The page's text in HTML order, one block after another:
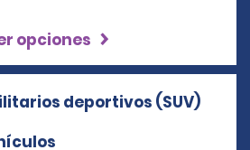
opciones
deportivos (SUV)